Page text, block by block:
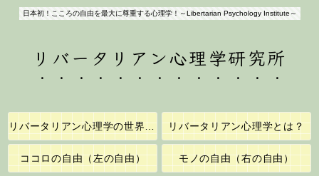
日本初！こころの自由を最大に尊重する心理学！～Libertarian Psychology Institute～
リバータリアン心理学研究所
リバータリアン心理学の世界へようこそ！ リバータリアン心理学とは？
ココロの自由（左の自由） モノの自由（右の自由）